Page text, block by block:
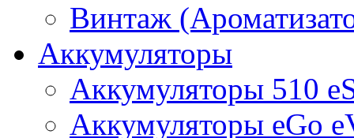
Винтаж
Аккумуляторы
Аккумуляторы 510
Аккумуляторы eGo